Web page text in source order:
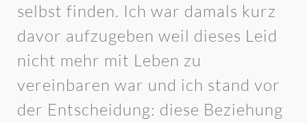
selbst finden. Ich war damals kurz
davor aufzugeben weil dieses Leid
nicht mehr mit Leben zu
vereinbaren war und ich stand vor
der Entscheidung: diese Beziehung